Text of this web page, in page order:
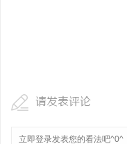
请发表评论